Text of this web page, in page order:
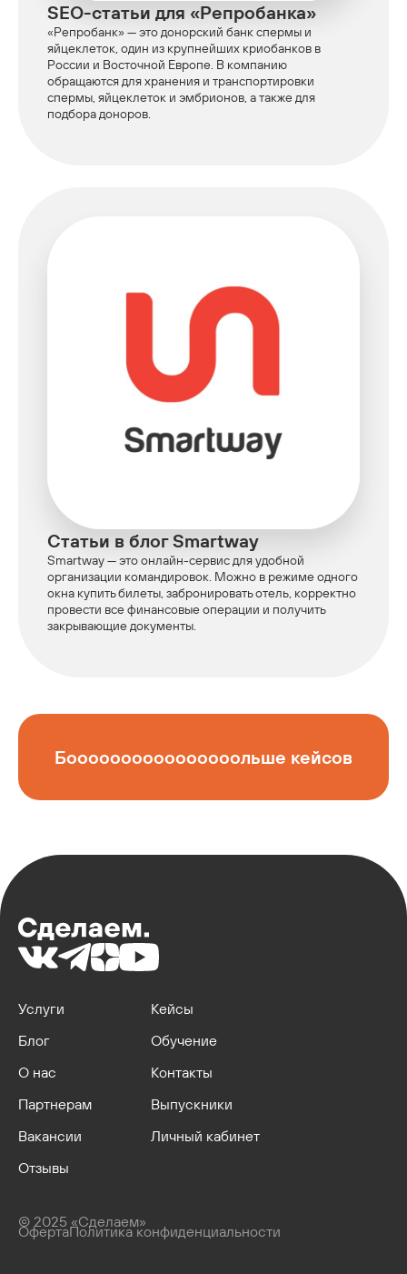
SEO-статьи для «Репробанка»
«Репробанк» — это донорский банк спермы и
яйцеклеток, один из крупнейших криобанков в
России и Восточной Европе. В компанию
обращаются для хранения и транспортировки
спермы, яйцеклеток и эмбрионов, а также для
подбора доноров.
Статьи в блог Smartway
Smartway — это онлайн-сервис для удобной
организации командировок. Можно в режиме одного
окна купить билеты, забронировать отель, корректно
провести все финансовые операции и получить
закрывающие документы.
Боооооооооооооооольше кейсов
Услуги
Кейсы
Блог
Обучение
О нас
Контакты
Партнерам
Выпускники
Вакансии
Личный кабинет
Отзывы
© 2025 «Сделаем»
ОфертаПолитика конфиденциальности